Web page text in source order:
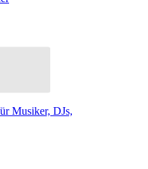
Musiker, DJs,